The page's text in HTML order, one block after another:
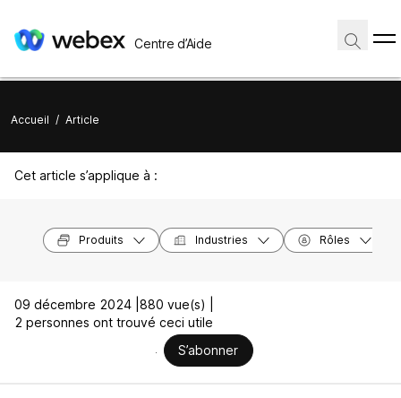
Centre d’Aide
Accueil / Article
Cet article s’applique à :
Produits Industries Rôles
09 décembre 2024 | 880 vue(s) |
2 personnes ont trouvé ceci utile
S’abonner